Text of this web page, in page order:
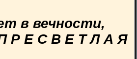
в вечности,
Р Е С В Е Т Л А Я